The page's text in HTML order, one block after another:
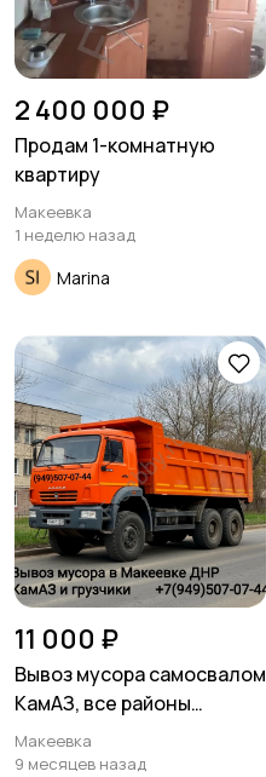
Хобби и развлечения
Для Бизнеса
инструменты308
Спорт и отдых
2 400 000 ₽
Продам 1-комнатную
квартиру
Макеевка
1 неделю назад
Marina
11 000 ₽
Вывоз мусора самосвалом
КамАЗ, все районы
Макеевки
Макеевка
9 месяцев назад